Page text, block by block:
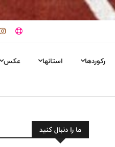
رکوردها استانها عکس
ما را دنبال کنید